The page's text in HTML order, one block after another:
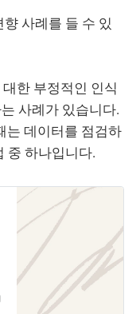
사례를 들 수 있
한 부정적인 인식
사례가 있습니다.
는 데이터를 점검하
중 하나입니다.